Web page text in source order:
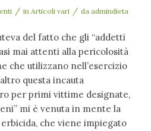
/ in Articoli vari / da admindieta
del fatto che gli “addetti
mai attenti alla pericolosità
che utilizzano nell’esercizio
questa incauta
per primi vittime designate,
mi è venuta in mente la
che viene impiegato